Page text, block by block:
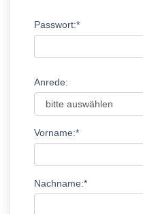
Passwort:*
Anrede:
Vorname:*
Nachname:*